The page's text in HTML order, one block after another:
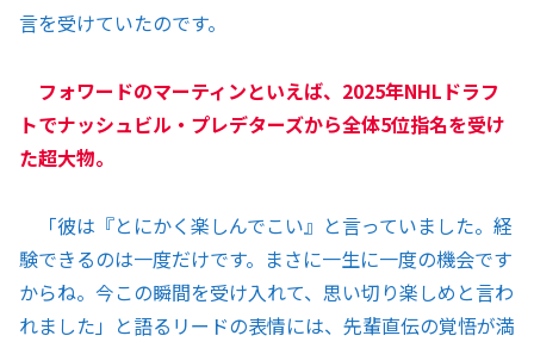
言を受けていたのです。
フォワードのマーティンといえば、2025年NHLドラフ
トでナッシュビル・プレデターズから全体5位指名を受け
た超大物。
「彼は『とにかく楽しんでこい』と言っていました。経
験できるのは一度だけです。まさに一生に一度の機会です
からね。今この瞬間を受け入れて、思い切り楽しめと言わ
れました」と語るリードの表情には、先輩直伝の覚悟が満